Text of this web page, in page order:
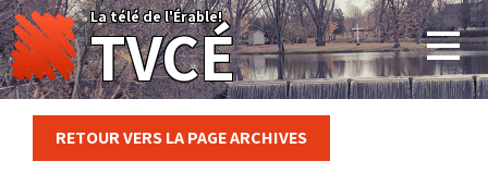
Skip
to
content
La télé de l'Érable!
TVCÉ
RETOUR VERS LA PAGE ARCHIVES